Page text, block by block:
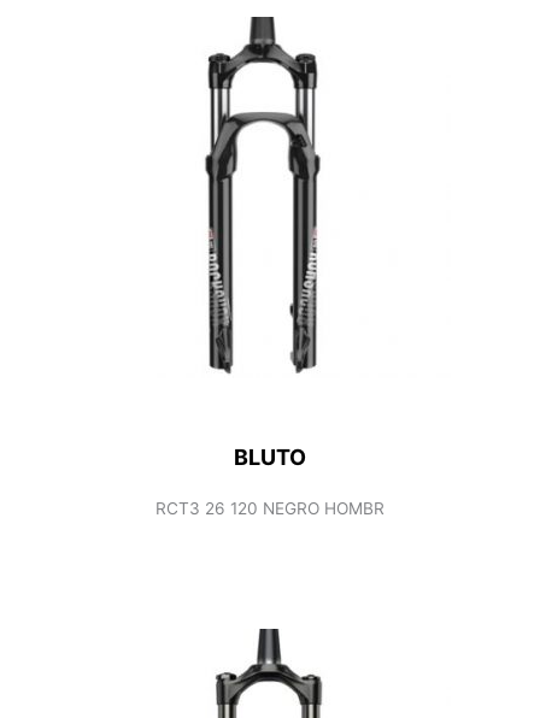
BLUTO
RCT3 26 120 NEGRO HOMBR